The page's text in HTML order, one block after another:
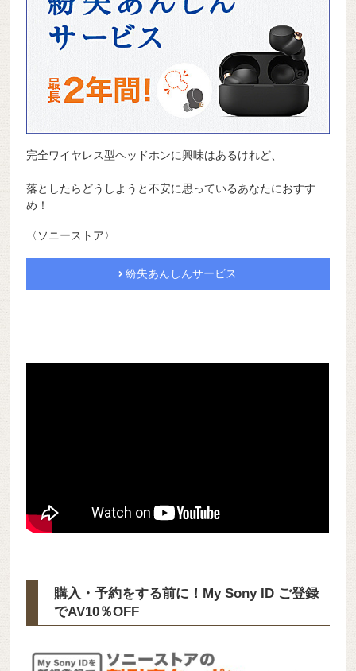
完全ワイヤレス型ヘッドホンに興味はあるけれど、
落としたらどうしようと不安に思っているあなたにおすす
め！
〈ソニーストア〉
紛失あんしんサービス
購入・予約をする前に！My Sony ID ご登録
でAV10％OFF